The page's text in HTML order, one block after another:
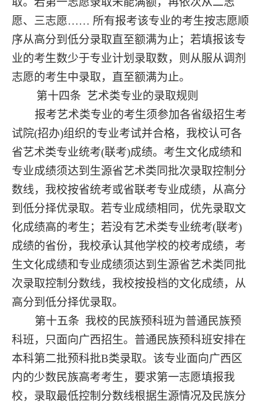
愿、三志愿…… 所有报考该专业的考生按志愿顺
序从高分到低分录取直至额满为止；若填报该专
业的考生数少于专业计划录取数，则从服从调剂
志愿的考生中录取，直至额满为止。
第十四条 艺术类专业的录取规则
报考艺术类专业的考生须参加各省级招生考
试院(招办)组织的专业考试并合格，我校认可各
省艺术类专业统考(联考)成绩。考生文化成绩和
专业成绩须达到生源省艺术类同批次录取控制分
数线，我校按省统考或省联考专业成绩，从高分
到低分择优录取。 若专业成绩相同，优先录取文
化成绩高的考生； 若没有艺术类专业统考(联考)
成绩的省份，我校承认其他学校的校考成绩，考
生文化成绩和专业成绩须达到生源省艺术类同批
次录取控制分数线，我校按投档的文化成绩，从
高分到低分择优录取。
第十五条 我校的民族预科班为普通民族预
科班，只面向广西招生。普通民族预科班安排在
本科第二批预科批B类录取。该专业面向广西区
内的少数民族高考考生，要求第一志愿填报我
校，录取最低控制分数线根据生源情况及民族分